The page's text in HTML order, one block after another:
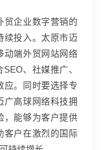
贸企业数字营销的
续投入。太原市迈
动端外贸网站网络
、社媒推广、
应。同时要选择专
广高球网络科技拥
，能够为客户提供
客户在激烈的国际